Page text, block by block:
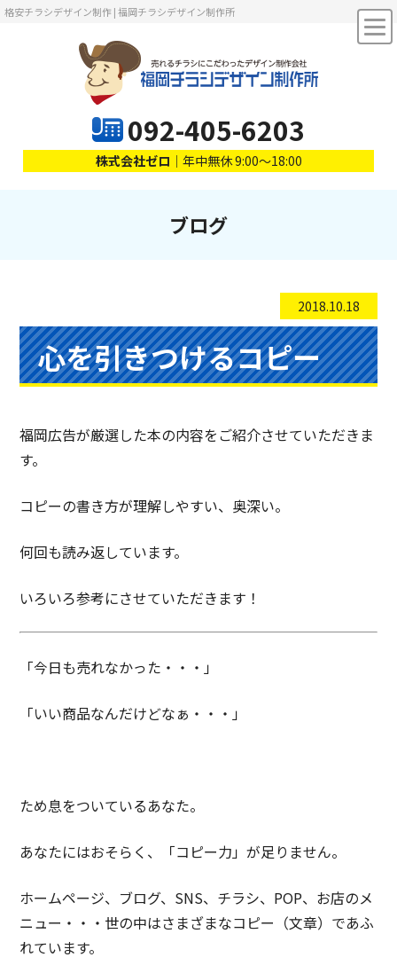
格安チラシデザイン制作 | 福岡チラシデザイン制作所
092-405-6203
株式会社ゼロ ｜年中無休 9:00～18:00
ブログ
2018.10.18
心を引きつけるコピー
福岡広告が厳選した本の内容をご紹介させていただきま
す。
コピーの書き方が理解しやすい、奥深い。
何回も読み返しています。
いろいろ参考にさせていただきます！
「今日も売れなかった・・・」
「いい商品なんだけどなぁ・・・」
ため息をついているあなた。
あなたにはおそらく、「コピー力」が足りません。
ホームページ、ブログ、SNS、チラシ、POP、お店のメ
ニュー・・・世の中はさまざまなコピー（文章）であふ
れています。